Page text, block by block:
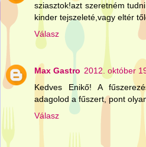
sziasztok!azt szeretném
kinder tejszeleté,vagy eltér
Válasz
Max Gastro 2012. október
Kedves Enikő! A
adagolod a fűszert, pont
Válasz